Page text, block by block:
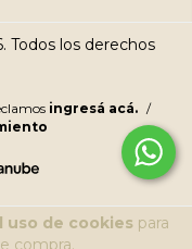
uso de cookiespara
compra.
Todos los derechos
ingresá acá. /